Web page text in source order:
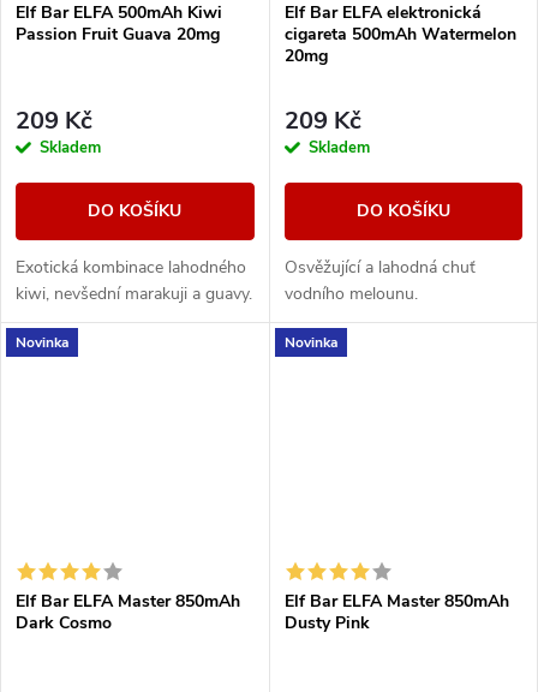
Elf Bar ELFA 500mAh Kiwi
Passion Fruit Guava 20mg
209 Kč
Skladem
DO KOŠÍKU
Exotická kombinace lahodného
kiwi, nevšední marakuji a guavy.
Elf Bar ELFA elektronická
cigareta 500mAh Watermelon
20mg
209 Kč
Skladem
DO KOŠÍKU
Osvěžující a lahodná chuť
vodního melounu.
Novinka
Elf Bar ELFA Master 850mAh
Dark Cosmo
Novinka
Elf Bar ELFA Master 850mAh
Dusty Pink